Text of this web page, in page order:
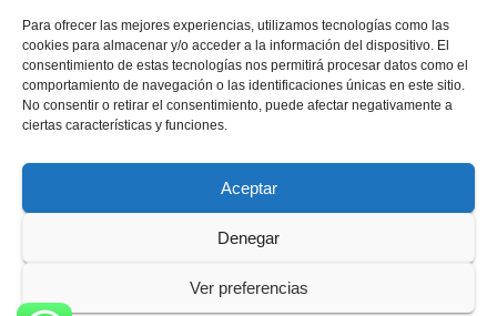
Para ofrecer las mejores experiencias, utilizamos tecnologías como las
cookies para almacenar y/o acceder a la información del dispositivo. El
consentimiento de estas tecnologías nos permitirá procesar datos como el
comportamiento de navegación o las identificaciones únicas en este sitio.
No consentir o retirar el consentimiento, puede afectar negativamente a
ciertas características y funciones.
Aceptar
Denegar
Ver preferencias
E-mail
diaadia.redaccion@gmail.com